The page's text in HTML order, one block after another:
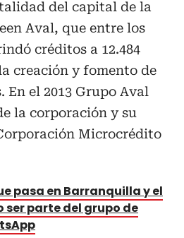
del capital de la
Aval, que entre los
créditos a 12.484
creación y fomento de
En el 2013 Grupo Aval
la corporación y su
Microcrédito
pasa en Barranquilla y el
parte del grupo de